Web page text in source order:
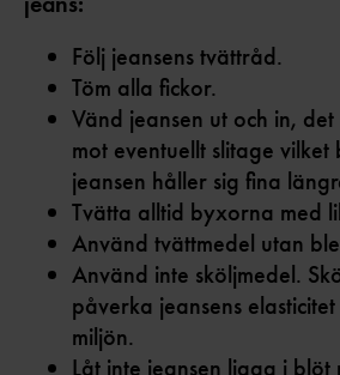
Följ jeansens tvättråd.
Töm alla fickor.
Vänd jeansen ut och in,
mot eventuellt slitage
jeansen håller sig fina
Tvätta alltid byxorna med
Använd tvättmedel utan
Använd inte sköljmedel.
påverka jeansens
miljön.
Låt inte jeansen ligga i blöt